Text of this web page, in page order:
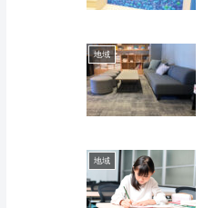
地域
地域